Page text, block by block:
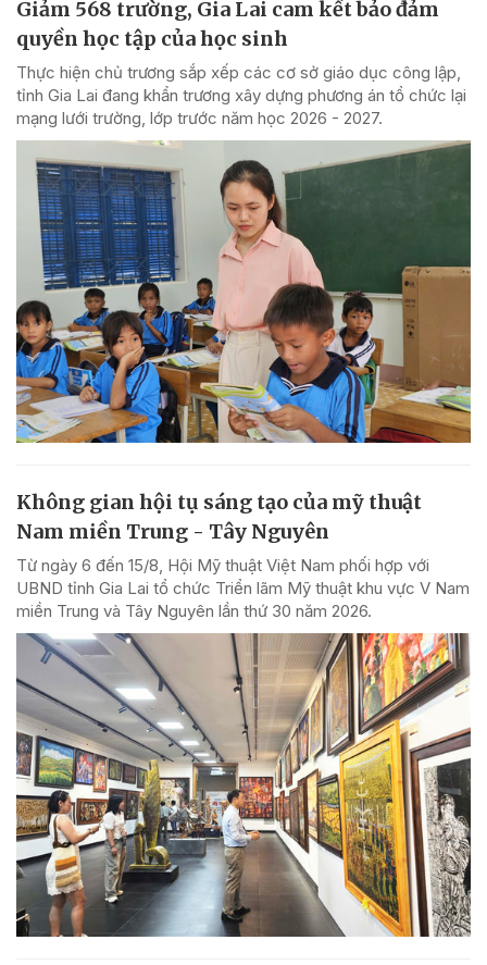
Giảm 568 trường, Gia Lai cam kết bảo đảm
quyền học tập của học sinh
Thực hiện chủ trương sắp xếp các cơ sở giáo dục công lập,
tỉnh Gia Lai đang khẩn trương xây dựng phương án tổ chức lại
mạng lưới trường, lớp trước năm học 2026 - 2027.
Không gian hội tụ sáng tạo của mỹ thuật
Nam miền Trung - Tây Nguyên
Từ ngày 6 đến 15/8, Hội Mỹ thuật Việt Nam phối hợp với
UBND tỉnh Gia Lai tổ chức Triển lãm Mỹ thuật khu vực V Nam
miền Trung và Tây Nguyên lần thứ 30 năm 2026.